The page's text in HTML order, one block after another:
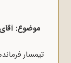
موضوع:
تیمسار فرماندهی